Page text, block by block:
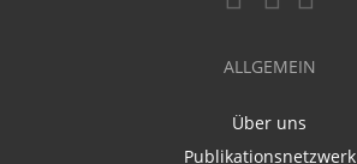
ALLGEMEIN
Über uns
Publikationsnetzwerk